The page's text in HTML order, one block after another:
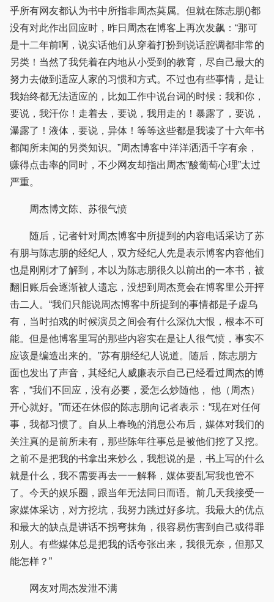
乎所有网友都认为书中所指非周杰莫属。但就在陈志朋()都
没有对此作出回应时，昨日周杰在博客上再次发飙：“那可
是十二年前啊，说实话他们从穿着打扮到说话腔调都非常的
另类！当然了我凭着在内地从小受到的教育，尽自己最大的
努力去做到适应人家的习惯和方式。不过也有些事情，是让
我始终都无法适应的，比如工作中说台词的时候：我和你，
要说，我汗你！走着去，要说，我用走的！暴露了，要说，
瀑露了！液体，要说，异体！等等这些都是我读了十六年书
都闻所未闻的另类知识。”周杰博客中洋洋洒洒千字有余，
赚得点击率的同时，不少网友却指出周杰“酸葡萄心理”太过
严重。
周杰博文陈、苏很气愤
随后，记者针对周杰博客中所提到的内容电话采访了苏
有朋与陈志朋的经纪人，双方经纪人先是表示博客内容他们
也是刚刚才了解到，本以为陈志朋很久以前出的一本书，被
翻旧账后会逐渐被人遗忘，没想到周杰竟会在博客里公开抨
击二人。“我们只能说周杰博客中所提到的事情都是子虚乌
有，当时拍戏的时候演员之间会有什么深仇大恨，根本不可
能。但是他博客里写的那些内容实在是让人很气愤，事实不
应该是编造出来的。”苏有朋经纪人说道。随后，陈志朋方
面也发出了声音，其经纪人威廉表示自己已经看过周杰的博
客，“我们不回应，没有必要，爱怎么炒随他， 他（周杰）
开心就好。”而还在休假的陈志朋向记者表示：“现在对任何
事，我都习惯了。自从上春晚的消息公布后，媒体对我们的
关注真的是前所未有，那些陈年往事总是被他们挖了又挖。
之前不是把我的书拿出来炒么，我想说的是，书上写的什么
就是什么，我不需要再去一一解释，媒体要乱写我也管不
了。今天的娱乐圈，跟当年无法同日而语。前几天我接受一
家媒体采访，对方挖坑，我努力跳过好多坑。我最大的优点
和最大的缺点是讲话不拐弯抹角，很容易伤害到自己或得罪
别人。有些媒体总是把我的话夸张出来，我很无奈，但那又
能怎样？”
网友对周杰发泄不满